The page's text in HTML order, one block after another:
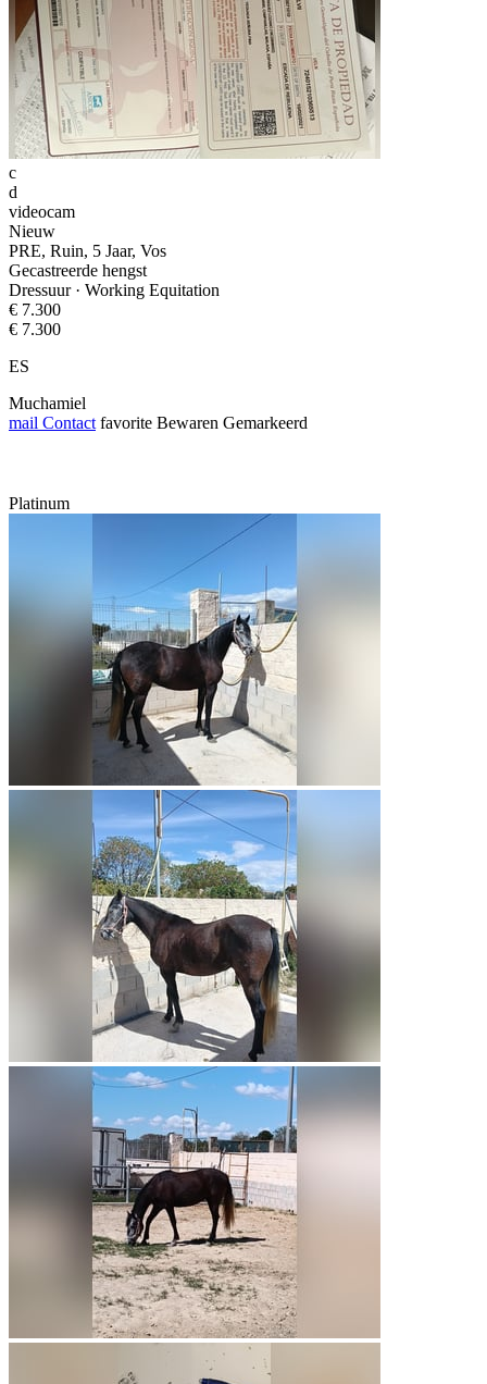
c
d
videocam
Nieuw
PRE, Ruin, 5 Jaar, Vos
Gecastreerde hengst
Dressuur · Working Equitation
€ 7.300
€ 7.300
ES
Muchamiel
mail Contact favorite Bewaren Gemarkeerd
Platinum